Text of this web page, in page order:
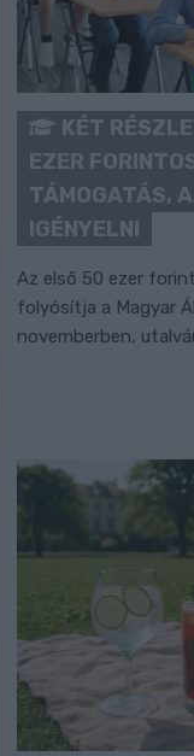
KÉT
EZER
TÁMOGATÁS,
IGÉNYELNI
Az első 50 ezer
folyósítja a Magyar
novemberben,